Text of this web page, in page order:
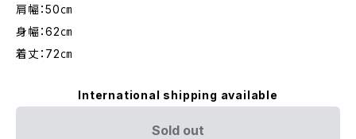
肩幅：50㎝
身幅：62㎝
着丈：72㎝
International shipping available
Sold out